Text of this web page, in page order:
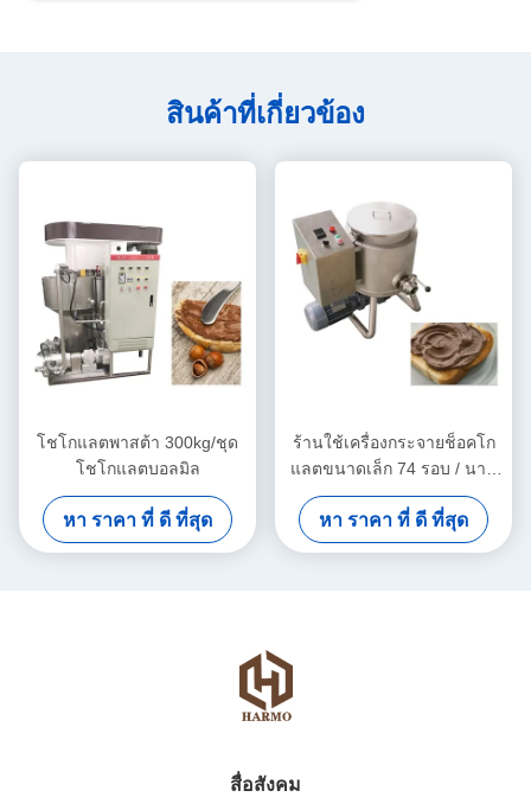
สินค้าที่เกี่ยวข้อง
โชโกแลตพาสต้า 300kg/ชุด
โชโกแลตบอลมิล
หา ราคา ที่ ดี ที่สุด
ร้านใช้เครื่องกระจายช็อคโก
แลตขนาดเล็ก 74 รอบ / นาที
20L
หา ราคา ที่ ดี ที่สุด
สื่อสังคม